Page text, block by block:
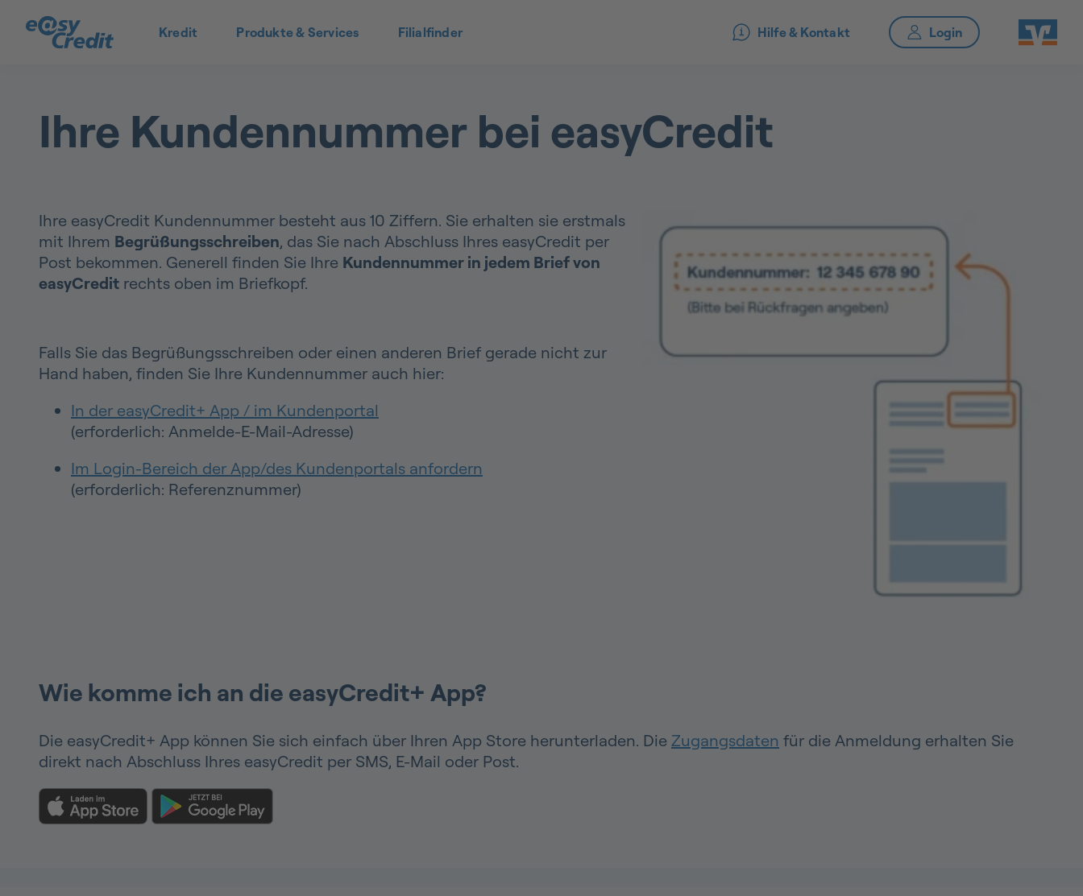
Kredit Produkte & Services Filialfinder Hilfe & Kontakt
Ihre Kundennummer bei easyCredit
Ihre easyCredit Kundennummer besteht aus 10 Ziffern. Sie erhalten sie erstmals
mit Ihrem Begrüßungsschreiben, das Sie nach Abschluss Ihres easyCredit per
Post bekommen. Generell finden Sie Ihre Kundennummer in jedem Brief von
easyCredit rechts oben im Briefkopf.
Falls Sie das Begrüßungsschreiben oder einen anderen Brief gerade nicht zur
Hand haben, finden Sie Ihre Kundennummer auch hier:
In der easyCredit+ App / im Kundenportal
(erforderlich: Anmelde-E-Mail-Adresse)
Im Login-Bereich der App/des Kundenportals anfordern
(erforderlich: Referenznummer)
Wie komme ich an die easyCredit+ App?
Die easyCredit+ App können Sie sich einfach über Ihren App Store herunterladen. Die Zugangsdaten für die Anmeldung erhalten Sie
direkt nach Abschluss Ihres easyCredit per SMS, E-Mail oder Post.